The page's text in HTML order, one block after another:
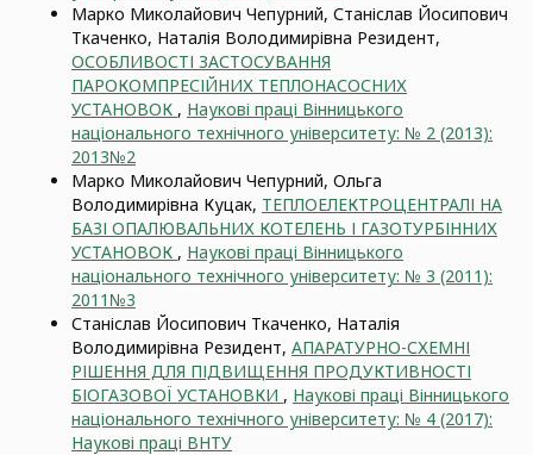
Марко Миколайович Чепурний, Станіслав Йосипович
Ткаченко, Наталія Володимирівна Резидент,
ОСОБЛИВОСТІ ЗАСТОСУВАННЯ
ПАРОКОМПРЕСІЙНИХ ТЕПЛОНАСОСНИХ
УСТАНОВОК , Наукові праці Вінницького
національного технічного університету: № 2 (2013):
2013№2
Марко Миколайович Чепурний, Ольга
Володимирівна Куцак, ТЕПЛОЕЛЕКТРОЦЕНТРАЛІ НА
БАЗІ ОПАЛЮВАЛЬНИХ КОТЕЛЕНЬ І ГАЗОТУРБІННИХ
УСТАНОВОК , Наукові праці Вінницького
національного технічного університету: № 3 (2011):
2011№3
Станіслав Йосипович Ткаченко, Наталія
Володимирівна Резидент, АПАРАТУРНО-СХЕМНІ
РІШЕННЯ ДЛЯ ПІДВИЩЕННЯ ПРОДУКТИВНОСТІ
БІОГАЗОВОЇ УСТАНОВКИ , Наукові праці Вінницького
національного технічного університету: № 4 (2017):
Наукові праці ВНТУ